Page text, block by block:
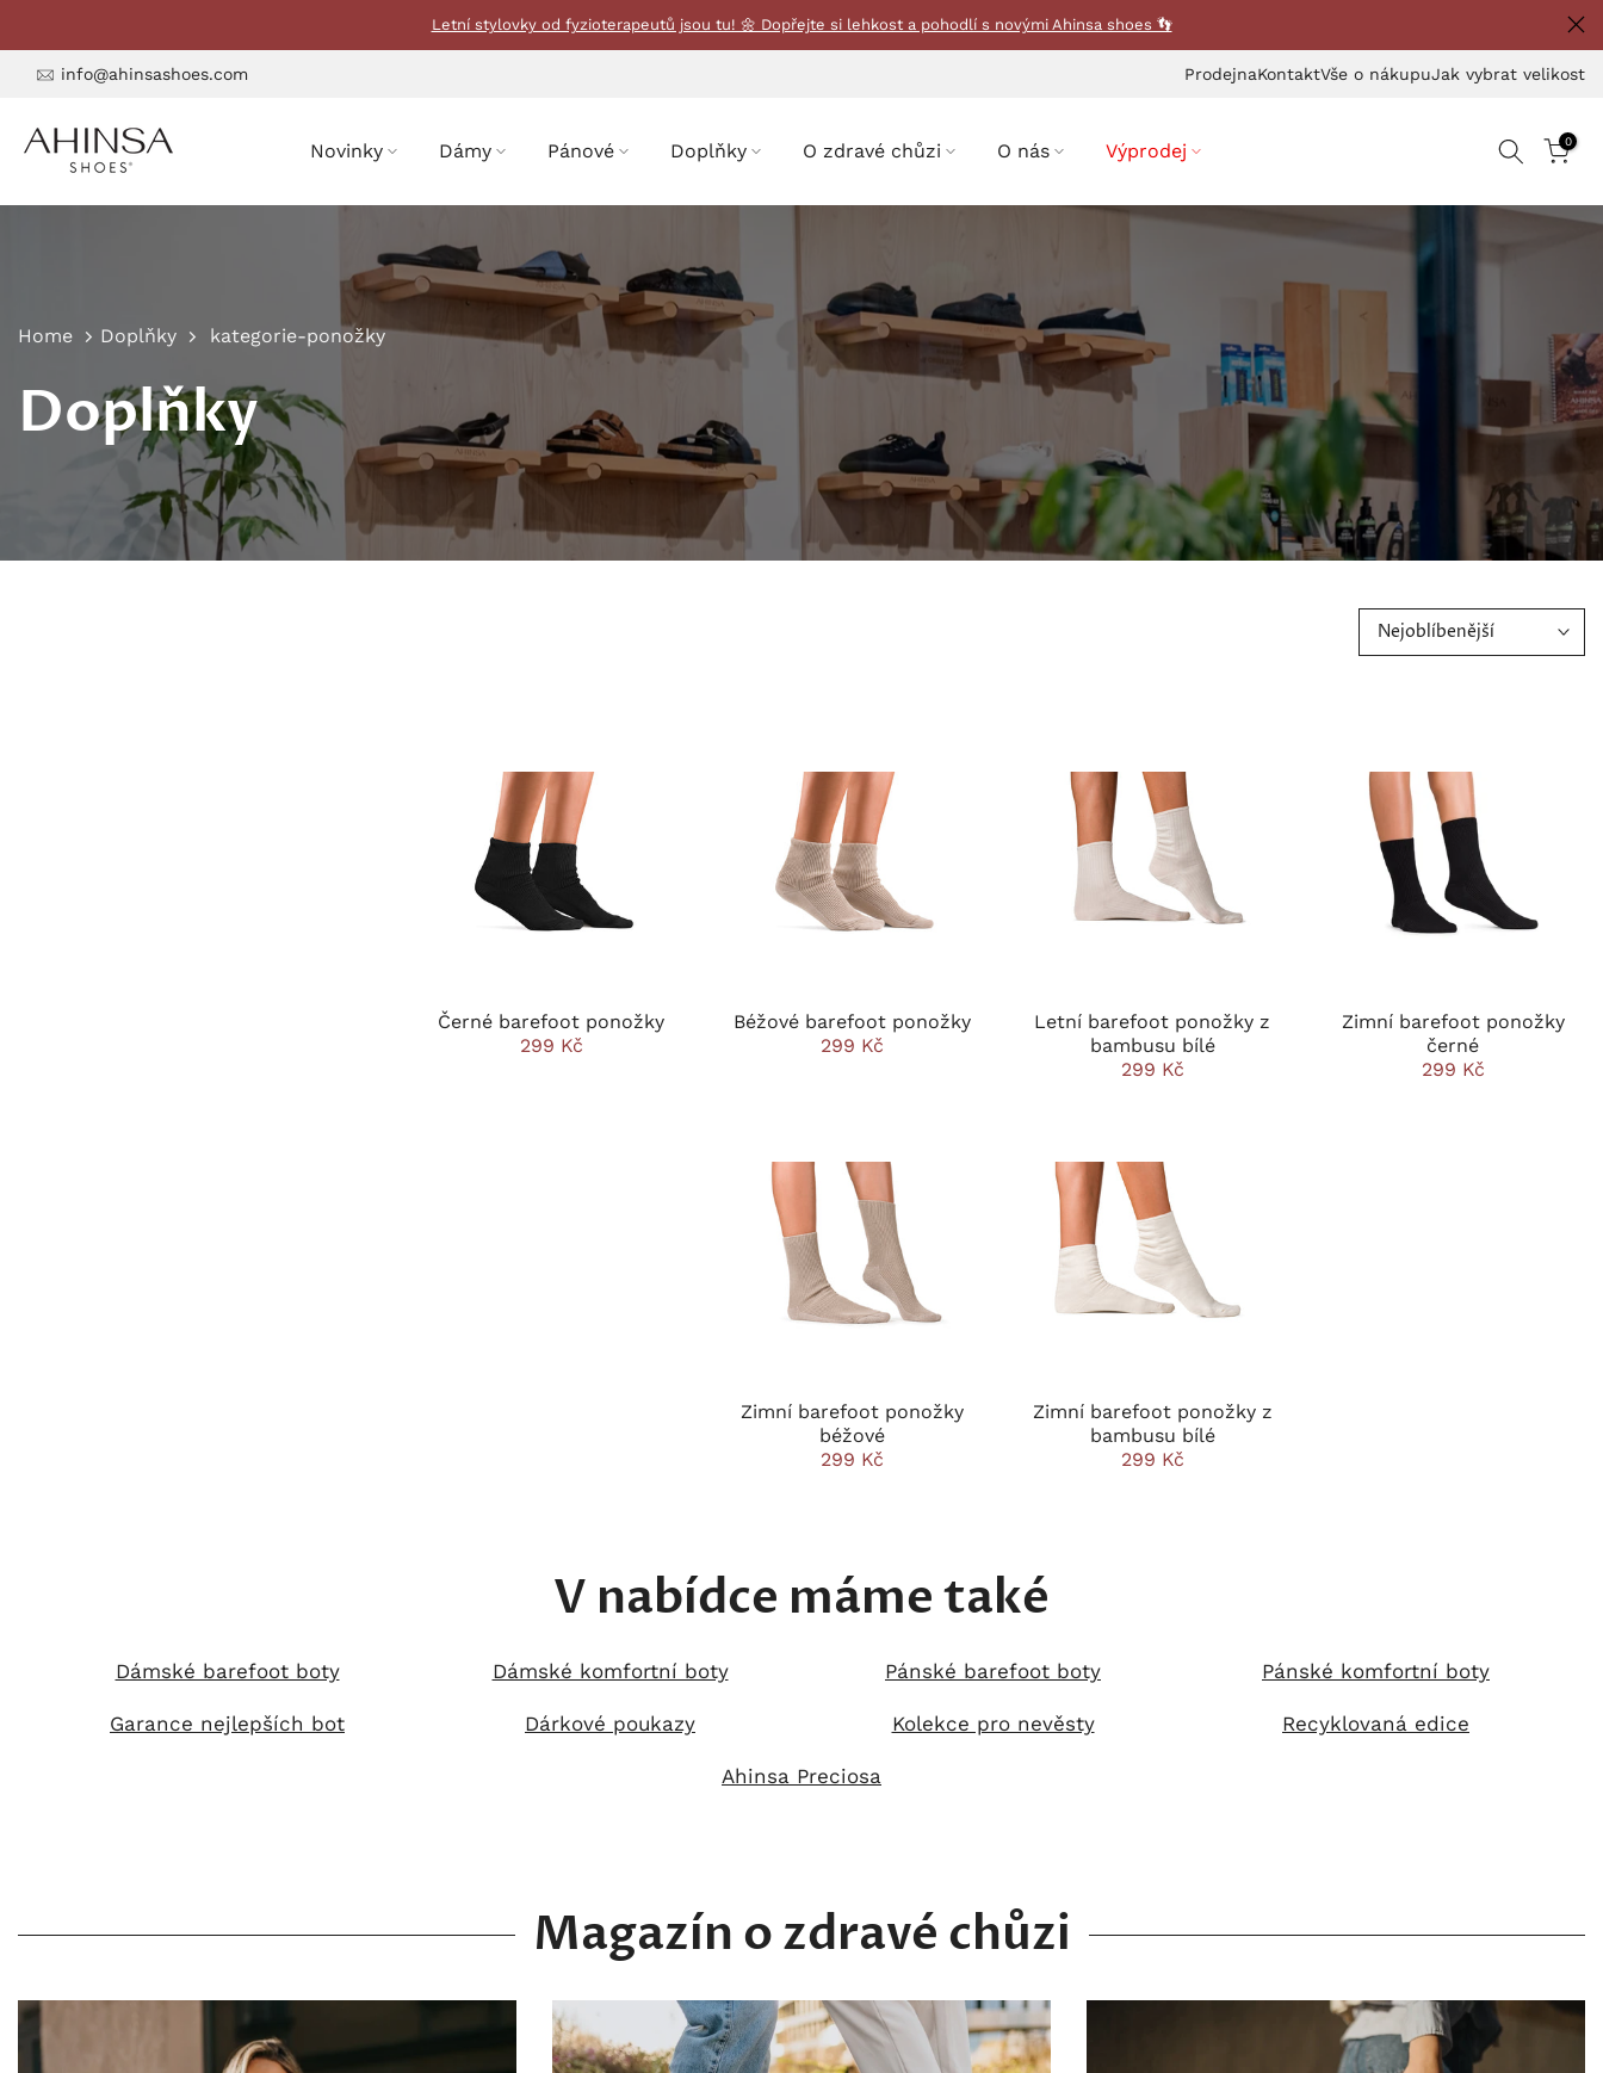
na
obsah
Letní stylovky od fyzioterapeutů jsou tu! 🌼 Dopřejte si lehkost a pohodlí s novými Ahinsa shoes 👣
info@ahinsashoes.com ProdejnaKontaktVše o nákupuJak vybrat velikost
Novinky Dámy Pánové Doplňky O zdravé chůzi O nás Výprodej 0
Home Doplňky kategorie-ponožky
Doplňky
Nejoblíbenější
Černé barefoot ponožky
299 Kč
Béžové barefoot ponožky
299 Kč
Letní barefoot ponožky z
bambusu bílé
299 Kč
Zimní barefoot ponožky
černé
299 Kč
Zimní barefoot ponožky
béžové
299 Kč
Zimní barefoot ponožky z
bambusu bílé
299 Kč
V nabídce máme také
Dámské barefoot boty Dámské komfortní boty Pánské barefoot boty Pánské komfortní boty
Garance nejlepších bot Dárkové poukazy Kolekce pro nevěsty Recyklovaná edice
Ahinsa Preciosa
Magazín o zdravé chůzi